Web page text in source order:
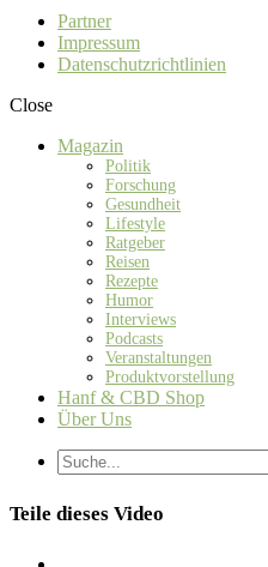
Partner
Impressum
Datenschutzrichtlinien
Close
Magazin
Politik
Forschung
Gesundheit
Lifestyle
Ratgeber
Reisen
Rezepte
Humor
Interviews
Podcasts
Veranstaltungen
Produktvorstellung
Hanf & CBD Shop
Über Uns
Teile dieses Video